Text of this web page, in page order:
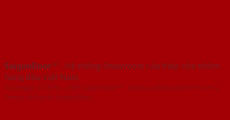
SaigonDoor™ - Hệ thống Showroom cửa thép cửa nhôm
hàng đầu Việt Nam
Copyright ⓒ 2016 – 2026 SaigonDoor™ - www.cuathepcuanhom.com |
Đơn vị chủ quản SaigonDoor